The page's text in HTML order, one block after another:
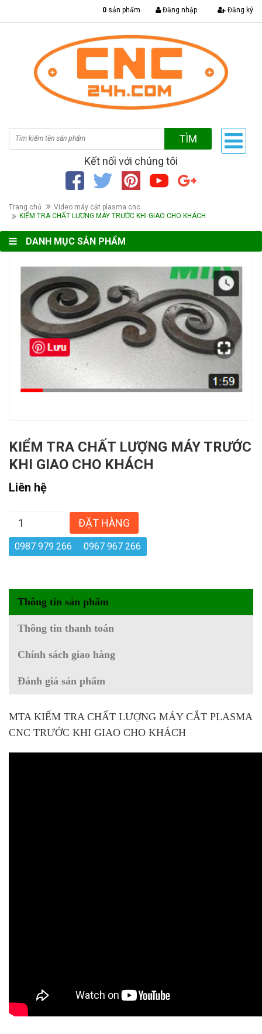
0 sản phẩm Đăng nhập Đăng ký
TÌM
Kết nối với chúng tôi
Trang chủ
Video máy cắt plasma cnc
KIỂM TRA CHẤT LƯỢNG MÁY TRƯỚC KHI GIAO CHO KHÁCH
DANH MỤC SẢN PHẨM
KIỂM TRA CHẤT LƯỢNG MÁY TRƯỚC
KHI GIAO CHO KHÁCH
Liên hệ
ĐẶT HÀNG
0987 979 266 0967 967 266
Thông tin sản phẩm
Thông tin thanh toán
Chính sách giao hàng
Đánh giá sản phẩm
MTA KIỂM TRA CHẤT LƯỢNG MÁY CẮT PLASMA
CNC TRƯỚC KHI GIAO CHO KHÁCH